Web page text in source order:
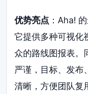
优势亮点 ：Aha!
它提供多种可视化
众的路线图报表。
严谨，目标、发布
清晰，方便团队复